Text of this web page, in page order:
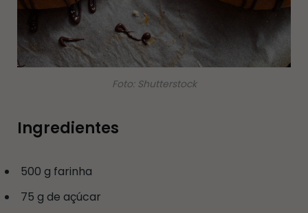
Foto: Shutterstock
Ingredientes
500 g farinha
75 g de açúcar